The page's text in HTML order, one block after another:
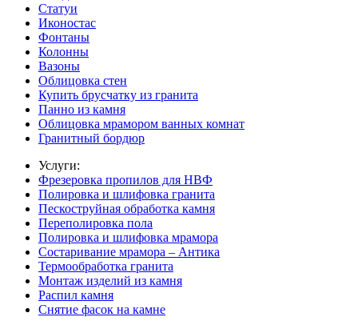
Статуи
Иконостас
Фонтаны
Колонны
Вазоны
Облицовка стен
Купить брусчатку из гранита
Панно из камня
Облицовка мрамором ванных комнат
Гранитный бордюр
Услуги:
Фрезеровка пропилов для НВФ
Полировка и шлифовка гранита
Пескоструйная обработка камня
Переполировка пола
Полировка и шлифовка мрамора
Состаривание мрамора – Антика
Термообработка гранита
Монтаж изделий из камня
Распил камня
Снятие фасок на камне